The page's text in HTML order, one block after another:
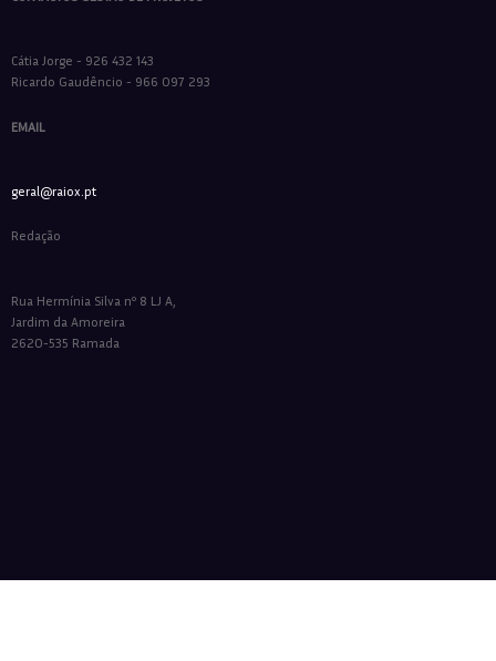
Cátia Jorge - 926 432 143
Ricardo Gaudêncio - 966 097 293
EMAIL
geral@raiox.pt
Redação
Rua Hermínia Silva nº 8 LJ A,
Jardim da Amoreira
2620-535 Ramada